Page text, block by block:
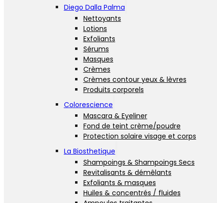
Diego Dalla Palma
Nettoyants
Lotions
Exfoliants
Sérums
Masques
Crèmes
Crèmes contour yeux & lèvres
Produits corporels
Colorescience
Mascara & Eyeliner
Fond de teint crème/poudre
Protection solaire visage et corps
La Biosthetique
Shampoings & Shampoings Secs
Revitalisants & démêlants
Exfoliants & masques
Huiles & concentrés / fluides